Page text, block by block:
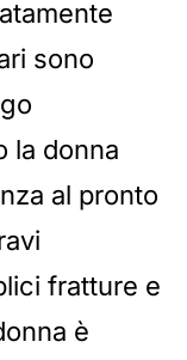
sono
la donna
al pronto
fratture e
è